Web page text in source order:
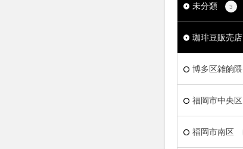
未分類 3
珈琲豆販売店
博多区雑餉隈
福岡市中央区
福岡市南区